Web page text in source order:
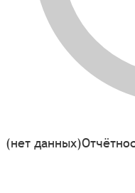
(нет данных)